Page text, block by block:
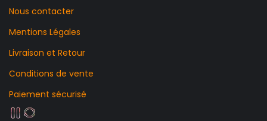
Nous contacter
Mentions Légales
Livraison et Retour
Conditions de vente
Paiement sécurisé